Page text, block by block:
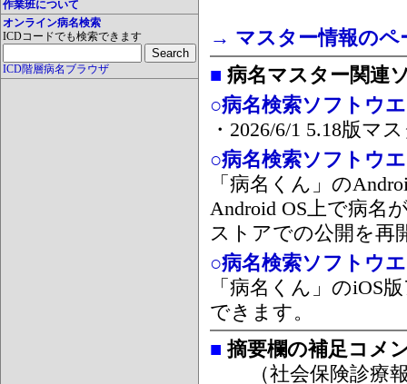
作業班について
オンライン病名検索
ICDコードでも検索できます
ICD階層病名ブラウザ
→ マスター情報のペ
■ 病名マスター関連
○病名検索ソフトウ
・2026/6/1 5.18版マ
○病名検索ソフトウ
「病名くん」の
Android OS上で病名
ストアでの公開を再
○病名検索ソフトウ
「病名くん」のiOS
できます。
■ 摘要欄の補足コメ
（社会保険診療報